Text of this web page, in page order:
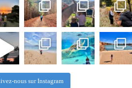
nous sur Instagram